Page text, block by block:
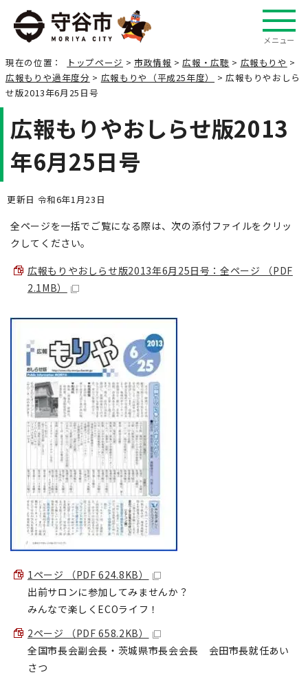
メニュー
現在の位置： トップページ > 市政情報 >広報・広聴 > 広報もりや >
広報もりや過年度分 > 広報もりや（平成25年度）
> 広報もりやおしら
せ版2013年6月25日号
広報もりやおしらせ版2013
年6月25日号
更新日 令和6年1月23日
全ページを一括でご覧になる際は、次の添付ファイルをクリッ
クしてください。
広報もりやおしらせ版2013年6月25日号：全ページ （PDF
2.1MB）
1ページ （PDF 624.8KB）
出前サロンに参加してみませんか？
みんなで楽しくECOライフ！
2ページ （PDF 658.2KB）
全国市長会副会長・茨城県市長会会長 会田市長就任あい
さつ